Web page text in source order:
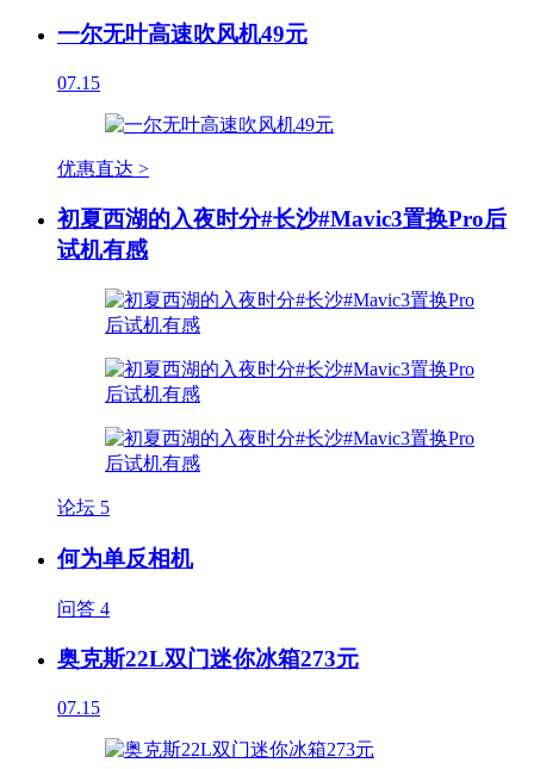
一尔无叶高速吹风机49元
07.15
优惠直达 >
初夏西湖的入夜时分#长沙#Mavic3置换Pro后
试机有感
论坛 5
何为单反相机
问答 4
奥克斯22L双门迷你冰箱273元
07.15